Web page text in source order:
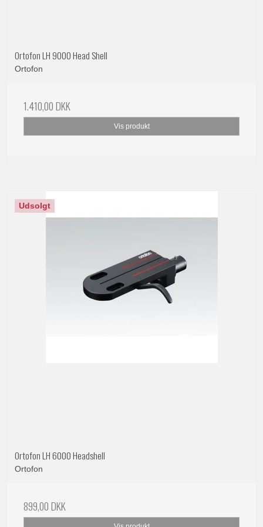
Ortofon LH 9000 Head Shell
Ortofon
1.410,00 DKK
Vis produkt
Udsolgt
Ortofon LH 6000 Headshell
Ortofon
899,00 DKK